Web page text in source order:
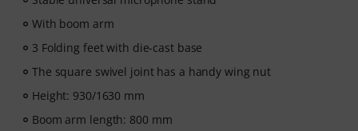
With boom arm
3 Folding feet with die-cast base
The square swivel joint has a handy wing nut
Height: 930/1630 mm
Boom arm length: 800 mm